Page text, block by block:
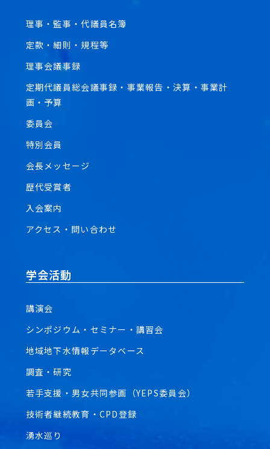
理事・監事・代議員名簿
定款・細則・規程等
理事会議事録
定期代議員総会議事録・事業報告・決算・事業計
画・予算
委員会
特別会員
会長メッセージ
歴代受賞者
入会案内
アクセス・問い合わせ
学会活動
講演会
シンポジウム・セミナー・講習会
地域地下水情報データベース
調査・研究
若手支援・男女共同参画（YEPS委員会）
技術者継続教育・CPD登録
湧水巡り